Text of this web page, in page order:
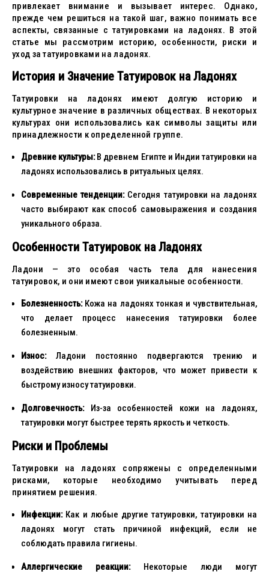
привлекает внимание и вызывает интерес. Однако,
прежде чем решиться на такой шаг, важно понимать все
аспекты, связанные с татуировками на ладонях. В этой
статье мы рассмотрим историю, особенности, риски и
уход за татуировками на ладонях.
История и Значение Татуировок на Ладонях
Татуировки на ладонях имеют долгую историю и
культурное значение в различных обществах. В некоторых
культурах они использовались как символы защиты или
принадлежности к определенной группе.
Древние культуры:В древнем Египте и Индии татуировки на
ладонях использовались в ритуальных целях.
Современные тенденции:Сегодня татуировки на ладонях
часто выбирают как способ самовыражения и создания
уникального образа.
Особенности Татуировок на Ладонях
Ладони — это особая часть тела для нанесения
татуировок, и они имеют свои уникальные особенности.
Болезненность:Кожа на ладонях тонкая и чувствительная,
что делает процесс нанесения татуировки более
болезненным.
Износ:Ладони постоянно подвергаются трению и
воздействию внешних факторов, что может привести к
быстрому износу татуировки.
Долговечность:Из-за особенностей кожи на ладонях,
татуировки могут быстрее терять яркость и четкость.
Риски и Проблемы
Татуировки на ладонях сопряжены с определенными
рисками, которые необходимо учитывать перед
принятием решения.
Инфекции:Как и любые другие татуировки, татуировки на
ладонях могут стать причиной инфекций, если не
соблюдать правила гигиены.
Аллергические реакции:Некоторые люди могут